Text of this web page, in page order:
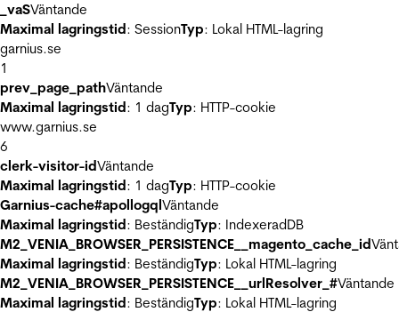
_vaSVäntande
Maximal lagringstid: SessionTyp: Lokal HTML-lagring
garnius.se
1
prev_page_pathVäntande
Maximal lagringstid: 1 dagTyp: HTTP-cookie
www.garnius.se
6
clerk-visitor-idVäntande
Maximal lagringstid: 1 dagTyp: HTTP-cookie
Garnius-cache#apollogqlVäntande
Maximal lagringstid: BeständigTyp: IndexeradDB
M2_VENIA_BROWSER_PERSISTENCE__magento_cache_id
Maximal lagringstid: BeständigTyp: Lokal HTML-lagring
M2_VENIA_BROWSER_PERSISTENCE__urlResolver_#Väntande
Maximal lagringstid: BeständigTyp: Lokal HTML-lagring